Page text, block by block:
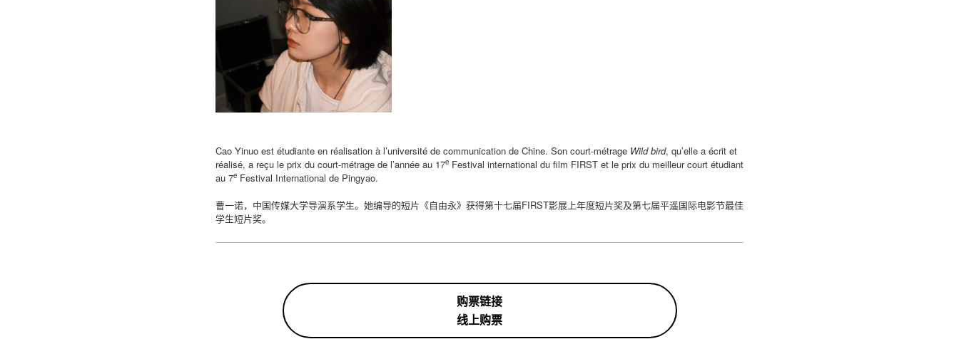
Cao Yinuo est étudiante en réalisation à l’université de communication de Chine. Son court-métrage Wild bird, qu’elle a écrit et
réalisé, a reçu le prix du court-métrage de l’année au 17e Festival international du film FIRST et le prix du meilleur court étudiant
au 7e Festival International de Pingyao.
曹一诺，中国传媒大学导演系学生。她编导的短片《自由永》获得第十七届FIRST影展上年度短片奖及第七届平遥国际电影节最佳
学生短片奖。
购票链接
线上购票